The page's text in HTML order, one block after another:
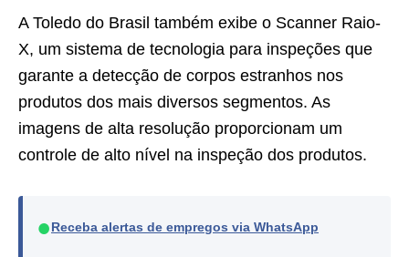
A Toledo do Brasil também exibe o Scanner Raio-
X, um sistema de tecnologia para inspeções que
garante a detecção de corpos estranhos nos
produtos dos mais diversos segmentos. As
imagens de alta resolução proporcionam um
controle de alto nível na inspeção dos produtos.
● Receba alertas de empregos via WhatsApp